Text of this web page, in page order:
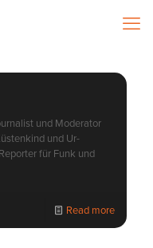
und Moderator
und Ur-
für Funk und
Read more